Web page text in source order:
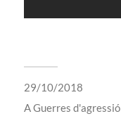
29/10/2018
AGuerres d'agressió